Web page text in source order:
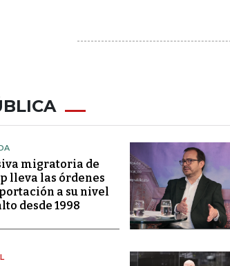
migratoria de
lleva las órdenes
a su nivel
desde 1998